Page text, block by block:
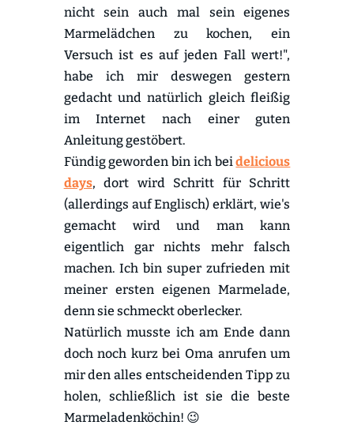
nicht sein auch mal sein eigenes
Marmelädchen zu kochen, ein
Versuch ist es auf jeden Fall wert!",
habe ich mir deswegen gestern
gedacht und natürlich gleich fleißig
im Internet nach einer guten
Anleitung gestöbert.
Fündig geworden bin ich beidelicious
days, dort wird Schritt für Schritt
(allerdings auf Englisch) erklärt, wie's
gemacht wird und man kann
eigentlich gar nichts mehr falsch
machen. Ich bin super zufrieden mit
meiner ersten eigenen Marmelade,
denn sie schmeckt oberlecker.
Natürlich musste ich am Ende dann
doch noch kurz bei Oma anrufen um
mir den alles entscheidenden Tipp zu
holen, schließlich ist sie die beste
Marmeladenköchin! 😉